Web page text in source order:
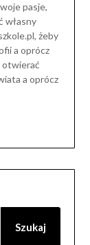
pasje,
własny
żeby
a oprócz
otwierać
a oprócz
Szukaj